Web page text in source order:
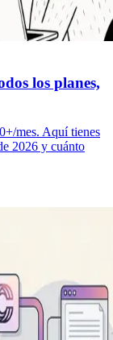
los planes,
mes. Aquí tienes
2026 y cuánto